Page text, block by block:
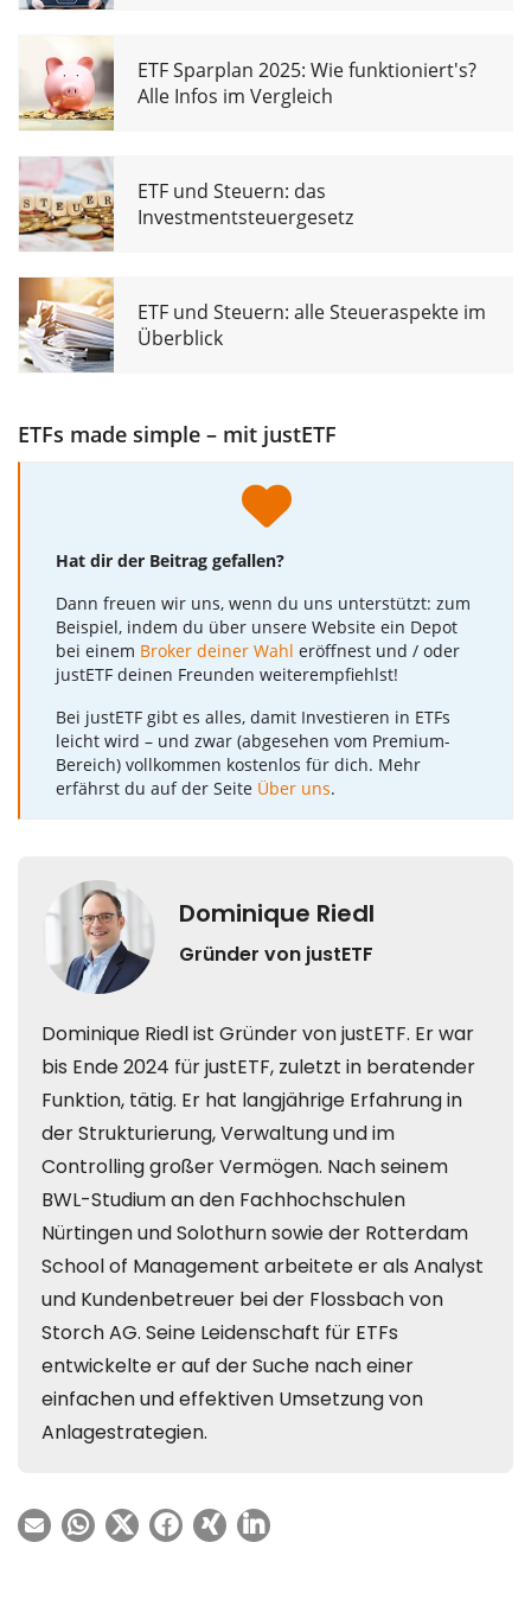
ETF Sparplan 2025: Wie funktioniert's?
Alle Infos im Vergleich
ETF und Steuern: das
Investmentsteuergesetz
ETF und Steuern: alle Steueraspekte im
Überblick
ETFs made simple – mit justETF
Hat dir der Beitrag gefallen?
Dann freuen wir uns, wenn du uns unterstützt: zum
Beispiel, indem du über unsere Website ein Depot
bei einem Broker deiner Wahl eröffnest und / oder
justETF deinen Freunden weiterempfiehlst!
Bei justETF gibt es alles, damit Investieren in ETFs
leicht wird – und zwar (abgesehen vom Premium-
Bereich) vollkommen kostenlos für dich. Mehr
erfährst du auf der Seite Über uns.